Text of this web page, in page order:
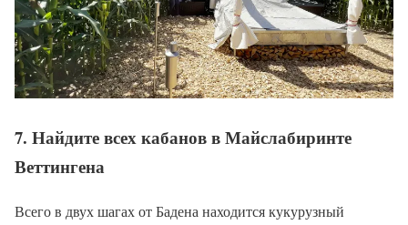
7. Найдите всех кабанов в Майслабиринте
Веттингена
Всего в двух шагах от Бадена находится кукурузный